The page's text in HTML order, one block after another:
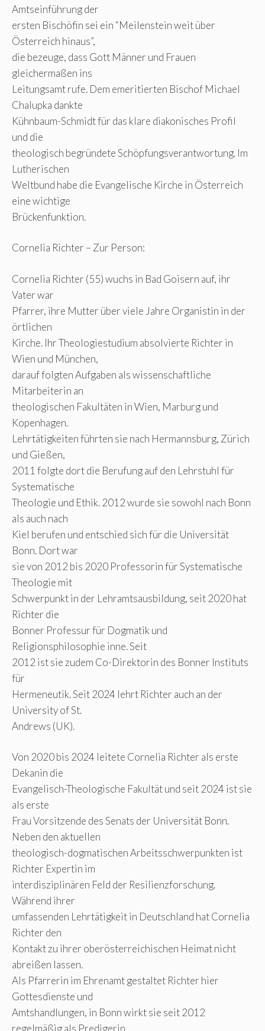
Amtseinführung der
ersten Bischöfin sei ein “Meilenstein weit über
Österreich hinaus”,
die bezeuge, dass Gott Männer und Frauen
gleichermaßen ins
Leitungsamt rufe. Dem emeritierten Bischof Michael
Chalupka dankte
Kühnbaum-Schmidt für das klare diakonisches Profil
und die
theologisch begründete Schöpfungsverantwortung. Im
Lutherischen
Weltbund habe die Evangelische Kirche in Österreich
eine wichtige
Brückenfunktion.
Cornelia Richter – Zur Person:
Cornelia Richter (55) wuchs in Bad Goisern auf, ihr
Vater war
Pfarrer, ihre Mutter über viele Jahre Organistin in der
örtlichen
Kirche. Ihr Theologiestudium absolvierte Richter in
Wien und München,
darauf folgten Aufgaben als wissenschaftliche
Mitarbeiterin an
theologischen Fakultäten in Wien, Marburg und
Kopenhagen.
Lehrtätigkeiten führten sie nach Hermannsburg, Zürich
und Gießen,
2011 folgte dort die Berufung auf den Lehrstuhl für
Systematische
Theologie und Ethik. 2012 wurde sie sowohl nach Bonn
als auch nach
Kiel berufen und entschied sich für die Universität
Bonn. Dort war
sie von 2012 bis 2020 Professorin für Systematische
Theologie mit
Schwerpunkt in der Lehramtsausbildung, seit 2020 hat
Richter die
Bonner Professur für Dogmatik und
Religionsphilosophie inne. Seit
2012 ist sie zudem Co-Direktorin des Bonner Instituts
für
Hermeneutik. Seit 2024 lehrt Richter auch an der
University of St.
Andrews (UK).
Von 2020 bis 2024 leitete Cornelia Richter als erste
Dekanin die
Evangelisch-Theologische Fakultät und seit 2024 ist sie
als erste
Frau Vorsitzende des Senats der Universität Bonn.
Neben den aktuellen
theologisch-dogmatischen Arbeitsschwerpunkten ist
Richter Expertin im
interdisziplinären Feld der Resilienzforschung.
Während ihrer
umfassenden Lehrtätigkeit in Deutschland hat Cornelia
Richter den
Kontakt zu ihrer oberösterreichischen Heimat nicht
abreißen lassen.
Als Pfarrerin im Ehrenamt gestaltet Richter hier
Gottesdienste und
Amtshandlungen, in Bonn wirkt sie seit 2012